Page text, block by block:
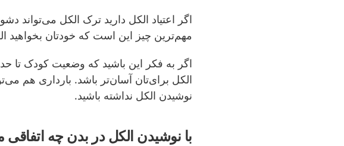
اگر اعتیاد الکل دارید ترک الکل می‌‌تواند
مهم‌‌ترین چیز این است که خودتان بخواهید
اگر به فکر این باشید که وضعیت کودک
الکل برای‌تان آسان‌تر باشد. بارداری هم
نوشیدن الکل نداشته باشید.
با نوشیدن الکل در بدن چه اتفاقی